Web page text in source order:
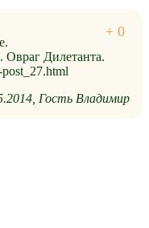
Овраг Дилетанта.
Гость Владимир